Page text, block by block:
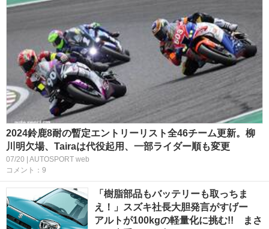
2024鈴鹿8耐の暫定エントリーリスト全46チーム更新。柳
川明欠場、Tairaは代役起用、一部ライダー順も変更
07/20 | AUTOSPORT web
コメント：9
「樹脂部品もバッテリーも取っちま
え！」スズキ社長大胆発言がすげー
アルトが100kgの軽量化に挑む!! まさ